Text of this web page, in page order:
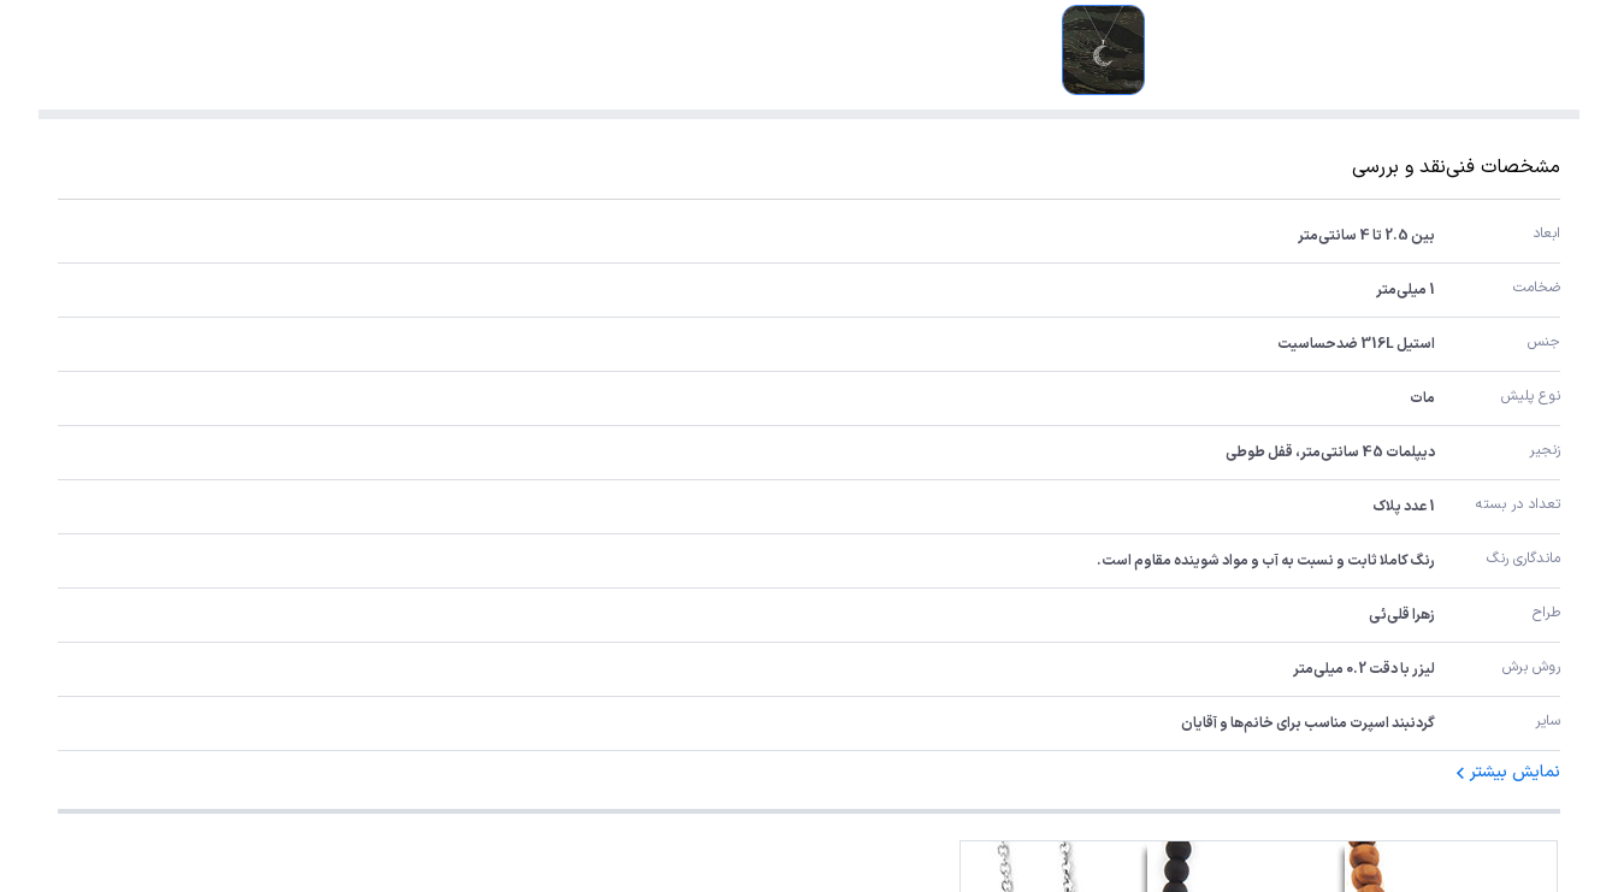
مشخصات فنینقد و بررسی
ابعاد بین 2.5 تا 4 سانتی‌متر
ضخامت 1 میلی‌متر
جنس استیل 316L ضدحساسیت
نوع پلیش مات
زنجیر دیپلمات 45 سانتی‌متر، قفل طوطی
تعداد در بسته 1 عدد پلاک
ماندگاری رنگ رنگ کاملا ثابت و نسبت به آب و مواد شوینده مقاوم است.
طراح زهرا قلی‌ئی
روش برش لیزر با دقت 0.2 میلی‌متر
سایر گردنبند اسپرت مناسب برای خانم‌ها و آقایان
نمایش بیشتر